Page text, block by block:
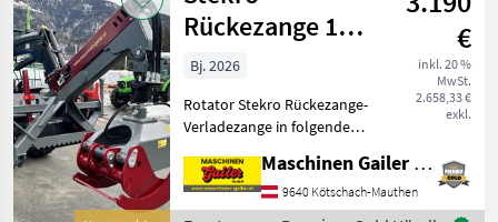
Rückezange 185
mit Rotator
€
inkl. 20 %
MwSt.
2.658,33 €
exkl.
Bj. 2026
Rotator Stekro Rückezange-
Verladezange in folgender
Öffnungsweite 185 cm *
Euro- und
Dreipunktaufnhame *
Maschinen Gailer GmbH
9640 Kötschach-Mauthen